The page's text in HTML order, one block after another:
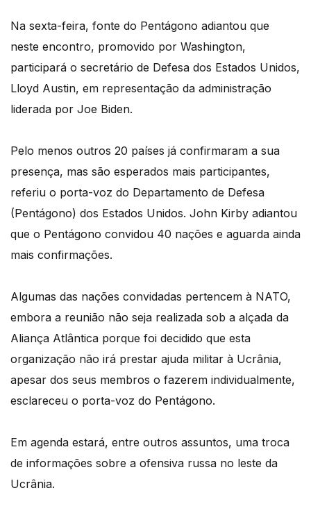
Na sexta-feira, fonte do Pentágono adiantou que
neste encontro, promovido por Washington,
participará o secretário de Defesa dos Estados Unidos,
Lloyd Austin, em representação da administração
liderada por Joe Biden.
Pelo menos outros 20 países já confirmaram a sua
presença, mas são esperados mais participantes,
referiu o porta-voz do Departamento de Defesa
(Pentágono) dos Estados Unidos. John Kirby adiantou
que o Pentágono convidou 40 nações e aguarda ainda
mais confirmações.
Algumas das nações convidadas pertencem à NATO,
embora a reunião não seja realizada sob a alçada da
Aliança Atlântica porque foi decidido que esta
organização não irá prestar ajuda militar à Ucrânia,
apesar dos seus membros o fazerem individualmente,
esclareceu o porta-voz do Pentágono.
Em agenda estará, entre outros assuntos, uma troca
de informações sobre a ofensiva russa no leste da
Ucrânia.